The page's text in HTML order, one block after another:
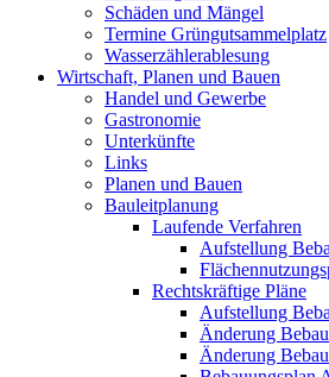
Schäden und Mängel
Termine Grüngutsammelplatz
Wasserzählerablesung
Wirtschaft, Planen und Bauen
Handel und Gewerbe
Gastronomie
Unterkünfte
Links
Planen und Bauen
Bauleitplanung
Laufende Verfahren
Aufstellung
Rechtskräftige Pläne
Aufstellung
Änderung
Änderung